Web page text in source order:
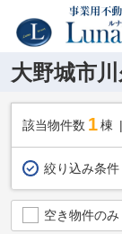
大野城市
該当物件数 1棟
絞り込み条件
空き物件のみ